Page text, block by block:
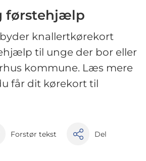
førstehjælp
knallertkørekort
til unge der bor eller
kommune. Læs mere
får dit kørekort til
Forstør tekst Del